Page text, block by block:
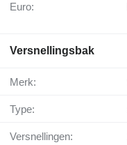
Euro:
Versnellingsbak
Merk:
Type:
Versnellingen: